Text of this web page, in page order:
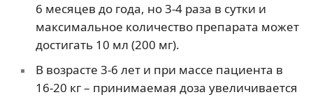
6 месяцев до года, но 3-4 раза в сутки и
максимальное количество препарата может
достигать 10 мл (200 мг).
В возрасте 3-6 лет и при массе пациента в
16-20 кг – принимаемая доза увеличивается